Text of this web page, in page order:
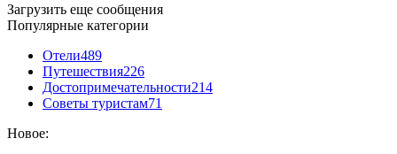
Загрузить еще сообщения
Популярные категории
Отели489
Путешествия226
Достопримечательности214
Советы туристам71
Новое: